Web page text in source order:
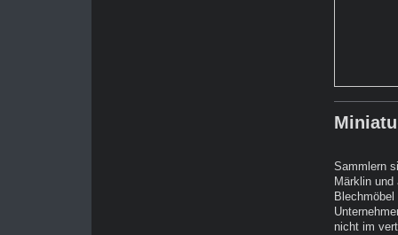
Sammlern
Märklin
nicht im